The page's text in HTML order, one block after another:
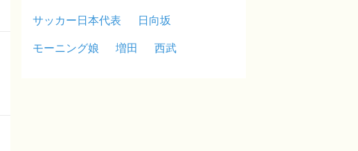
サッカー日本代表
日向坂
モーニング娘
増田 西武